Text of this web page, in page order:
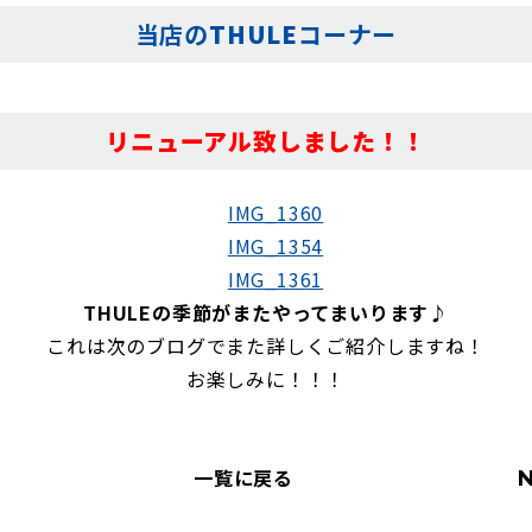
当店のTHULEコーナー
リニューアル致しました！！
THULEの季節がまたやってまいります♪
これは次のブログでまた詳しくご紹介しますね！
お楽しみに！！！
一覧に戻る